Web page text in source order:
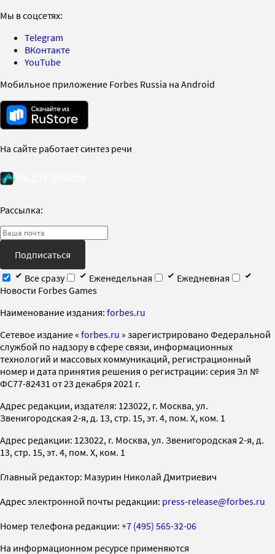
Мы в соцсетях:
Telegram
ВКонтакте
YouTube
Мобильное приложение Forbes Russia на Android
На сайте работает синтез речи
Рассылка:
Подписаться
Все сразу
Еженедельная
Ежедневная
Новости Forbes Games
Наименование издания: forbes.ru
Cетевое издание « forbes.ru » зарегистрировано Федеральной
службой по надзору в сфере связи, информационных
технологий и массовых коммуникаций, регистрационный
номер и дата принятия решения о регистрации: серия Эл №
ФС77-82431 от 23 декабря 2021 г.
Адрес редакции, издателя: 123022, г. Москва, ул.
Звенигородская 2-я, д. 13, стр. 15, эт. 4, пом. X, ком. 1
Адрес редакции: 123022, г. Москва, ул. Звенигородская 2-я, д.
13, стр. 15, эт. 4, пом. X, ком. 1
Главный редактор: Мазурин Николай Дмитриевич
Адрес электронной почты редакции: press-release@forbes.ru
Номер телефона редакции: +7 (495) 565-32-06
На информационном ресурсе применяются